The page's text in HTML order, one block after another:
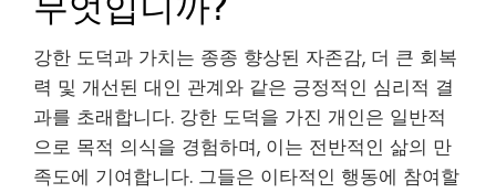
강한 도덕과 가치는 종종 향상된 자존감, 더 큰 회복
력 및 개선된 대인 관계와 같은 긍정적인 심리적 결
과를 초래합니다. 강한 도덕을 가진 개인은 일반적
으로 목적 의식을 경험하며, 이는 전반적인 삶의 만
족도에 기여합니다. 그들은 이타적인 행동에 참여할